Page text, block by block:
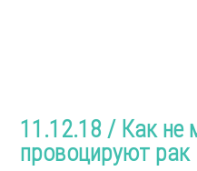
11.12.18 / Как не
провоцируют рак